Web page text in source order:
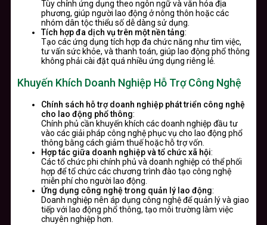
Tùy chỉnh ứng dụng theo ngôn ngữ và văn hóa địa
phương, giúp người lao động ở nông thôn hoặc các
nhóm dân tộc thiểu số dễ dàng sử dụng.
Tích hợp đa dịch vụ trên một nền tảng:
Tạo các ứng dụng tích hợp đa chức năng như tìm việc,
tư vấn sức khỏe, và thanh toán, giúp lao động phổ thông
không phải cài đặt quá nhiều ứng dụng riêng lẻ.
Khuyến Khích Doanh Nghiệp Hỗ Trợ Công Nghệ
Chính sách hỗ trợ doanh nghiệp phát triển công nghệ
cho lao động phổ thông:
Chính phủ cần khuyến khích các doanh nghiệp đầu tư
vào các giải pháp công nghệ phục vụ cho lao động phổ
thông bằng cách giảm thuế hoặc hỗ trợ vốn.
Hợp tác giữa doanh nghiệp và tổ chức xã hội:
Các tổ chức phi chính phủ và doanh nghiệp có thể phối
hợp để tổ chức các chương trình đào tạo công nghệ
miễn phí cho người lao động.
Ứng dụng công nghệ trong quản lý lao động:
Doanh nghiệp nên áp dụng công nghệ để quản lý và giao
tiếp với lao động phổ thông, tạo môi trường làm việc
chuyên nghiệp hơn.